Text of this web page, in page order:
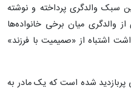
سبک والدگری پرداخته و نوشته
والدگری میان برخی خانواده‌ها
اشتباه از «صمیمیت با فرزند»
پربازدید شده است که یک مادر به